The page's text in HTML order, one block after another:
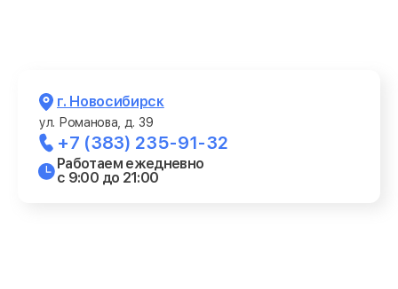
г. Новосибирск
ул. Романова, д. 39
+7 (383) 235-91-32
Работаем ежедневно
с 9:00 до 21:00